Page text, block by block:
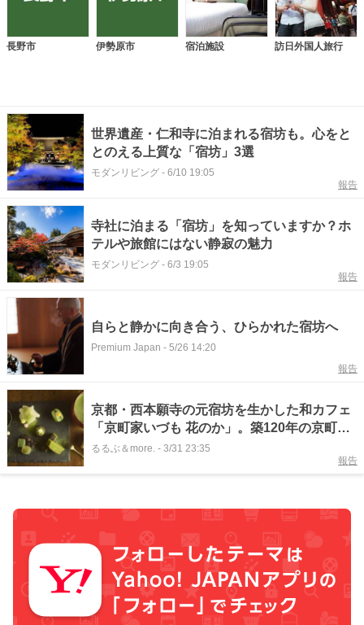
長野市 伊勢原市 宿泊施設 訪日外国人旅行
世界遺産・仁和寺に泊まれる宿坊も。心をと
とのえる上質な「宿坊」3選
モダンリビング - 6/10 19:05
報告
寺社に泊まる「宿坊」を知っていますか？ホ
テルや旅館にはない静寂の魅力
モダンリビング - 6/3 19:05
報告
自らと静かに向き合う、ひらかれた宿坊へ
Premium Japan - 5/26 14:20
報告
京都・西本願寺の元宿坊を生かした和カフェ
「京町家いづも 花のか」。築120年の京町家
で抹茶スイーツづくし
るるぶ＆more. - 3/31 23:35
報告